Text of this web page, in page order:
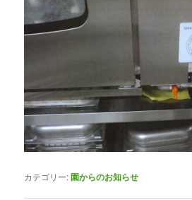
カテゴリー:園からのお知らせ